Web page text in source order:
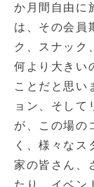
か月間自由に
は、その会員
ク、スナック
何より大きい
ことだと思い
ョン、そして
が、この場の
く、様々なス
家の皆さん、